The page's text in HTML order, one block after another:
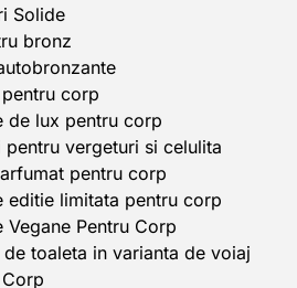
Solide
bronz
corp
de lux pentru corp
pentru vergeturi si celulita
pentru corp
editie limitata pentru corp
Vegane Pentru Corp
de toaleta in varianta de voiaj